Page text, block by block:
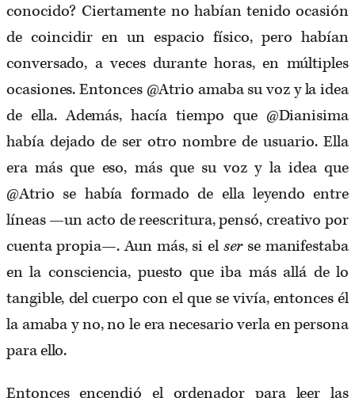
conocido? Ciertamente no habían tenido ocasión
de coincidir en un espacio físico, pero habían
conversado, a veces durante horas, en múltiples
ocasiones. Entonces @Atrio amaba su voz y la idea
de ella. Además, hacía tiempo que @Dianisima
había dejado de ser otro nombre de usuario. Ella
era más que eso, más que su voz y la idea que
@Atrio se había formado de ella leyendo entre
líneas —un acto de reescritura, pensó, creativo por
cuenta propia—. Aun más, si el serse manifestaba
en la consciencia, puesto que iba más allá de lo
tangible, del cuerpo con el que se vivía, entonces él
la amaba y no, no le era necesario verla en persona
para ello.
Entonces encendió el ordenador para leer las